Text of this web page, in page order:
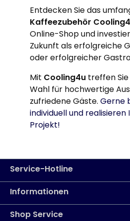
Entdecken Sie das
Kaffeezubehör
Online-Shop und
Zukunft als erfolgreiche
oder erfolgreicher
Mit Cooling4u treffen
Wahl für hochwertige
zufriedene Gäste. Gerne
individuell und
Projekt!
Service-Hotline
Informationen
Shop Service